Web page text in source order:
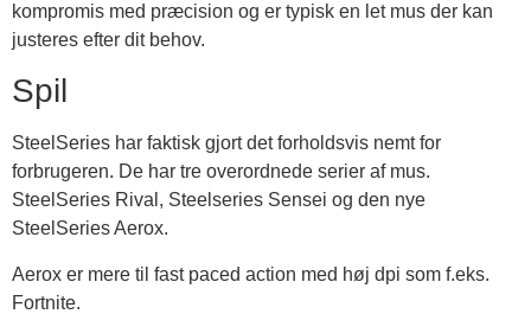
kompromis med præcision og er typisk en let mus der kan
justeres efter dit behov.
Spil
SteelSeries har faktisk gjort det forholdsvis nemt for
forbrugeren. De har tre overordnede serier af mus.
SteelSeries Rival, Steelseries Sensei og den nye
SteelSeries Aerox.
Aerox er mere til fast paced action med høj dpi som f.eks.
Fortnite.